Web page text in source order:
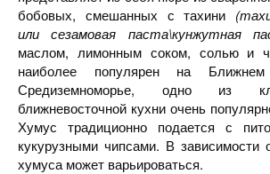
бобовых, смешанных с тахини (
или сезамовая паста\кунжутная
маслом, лимонным соком, солью и
наиболее популярен на
Средиземноморье, одно из
ближневосточной кухни очень
Хумус традиционно подается с
кукурузными чипсами. В зависимости
хумуса может варьироваться.